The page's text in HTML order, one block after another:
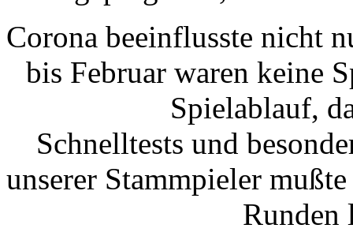
Corona beeinflusste nicht
bis Februar waren keine
Spielablauf,
Schnelltests und
unserer Stammpieler
Runden